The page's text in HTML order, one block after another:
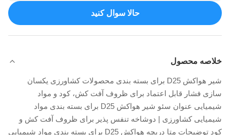
حالا سوال کنيد
خلاصه محصول
شیر هواکش D25 برای بسته بندی محصولات کشاورزی یکسان
سازی فشار قابل اعتماد برای ظروف آفت کش، کود و مواد
شیمیایی عنوان سئو شیر هواکش D25 برای بسته بندی مواد
شیمیایی کشاورزی | دوشاخه تنفس پذیر برای ظروف آفت کش و
کود توضیحات متا دریچه هواکش D25 برای بسته بندی مواد شیمیایی